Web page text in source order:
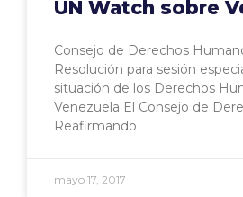
UN Watch sobre
Consejo de Derechos
Resolución para sesión
situación de los Derechos
Venezuela El Consejo de
Reafirmando
mayo 17, 2017